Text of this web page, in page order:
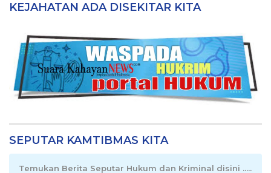
KEJAHATAN ADA DISEKITAR KITA
SEPUTAR KAMTIBMAS KITA
Temukan Berita Seputar Hukum dan Kriminal disini .....